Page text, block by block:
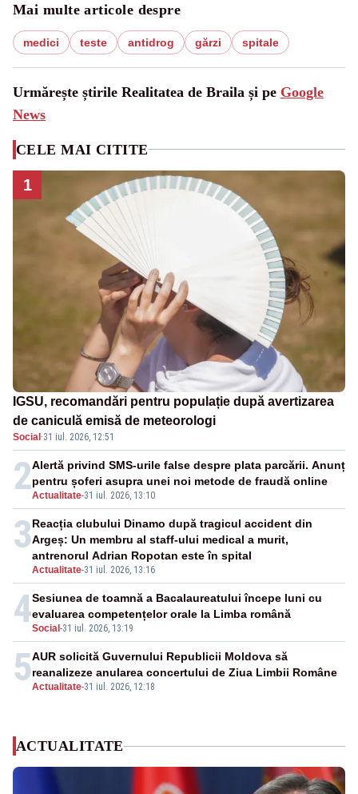
Mai multe articole despre
medici teste antidrog gărzi spitale
Urmărește știrile Realitatea de Braila și pe Google
News
CELE MAI CITITE
1
IGSU, recomandări pentru populație după avertizarea
de caniculă emisă de meteorologi
Social ·31 iul. 2026, 12:51
2Actualitate-31 iul. 2026, 13:10
Alertă privind SMS-urile false despre plata parcării. Anunț
pentru șoferi asupra unei noi metode de fraudă online
3
Actualitate-31 iul. 2026, 13:16
Reacția clubului Dinamo după tragicul accident din
Argeș: Un membru al staff-ului medical a murit,
antrenorul Adrian Ropotan este în spital
4Social -31 iul. 2026, 13:19
Sesiunea de toamnă a Bacalaureatului începe luni cu
evaluarea competențelor orale la Limba română
5Actualitate-31 iul. 2026, 12:18
AUR solicită Guvernului Republicii Moldova să
reanalizeze anularea concertului de Ziua Limbii Române
ACTUALITATE